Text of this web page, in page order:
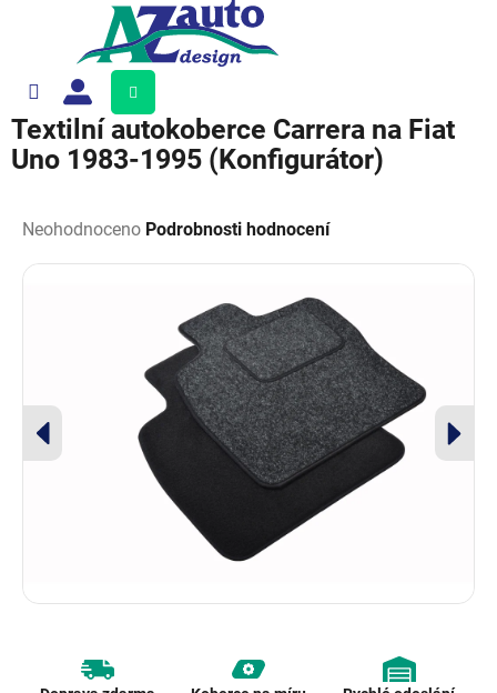
Nákupní
košík
Textilní autokoberce Carrera na Fiat
Uno 1983-1995 (Konfigurátor)
hodnocení
je
Neohodnoceno Podrobnosti hodnocení